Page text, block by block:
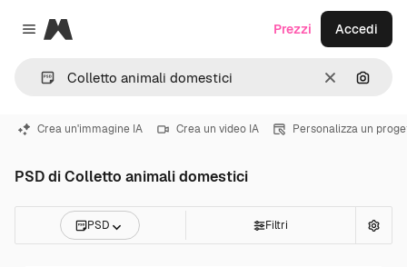
Close menu
Magnific
CancellaCerca
Prezzi Accedi
Crea un'immagine IA Crea un video IA Personalizza un
PSD di Colletto animali domestici
PSD Filtri